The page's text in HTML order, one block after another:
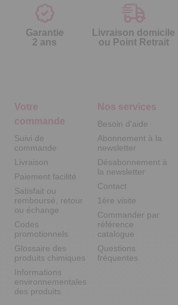
Garantie
2 ans
Livraison domicile
ou Point Retrait
Votre
commande
Suivi de
commande
Livraison
Paiement facilité
Satisfait ou
remboursé, retour
ou échange
Codes
promotionnels
Glossaire des
produits chimiques
Informations
environnementales
des produits
Nos services
Besoin d'aide
Abonnement à la
newsletter
Désabonnement à
la newsletter
Contact
1ère visite
Commander par
référence
catalogue
Questions
fréquentes